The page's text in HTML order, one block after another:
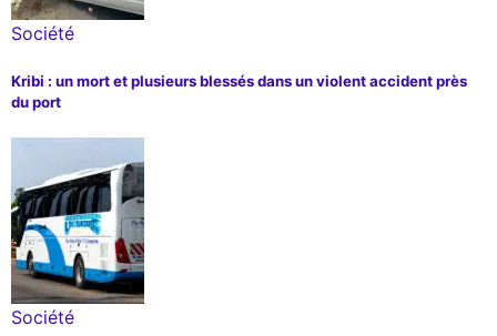
Société
Kribi : un mort et plusieurs blessés dans un violent accident près
du port
Société